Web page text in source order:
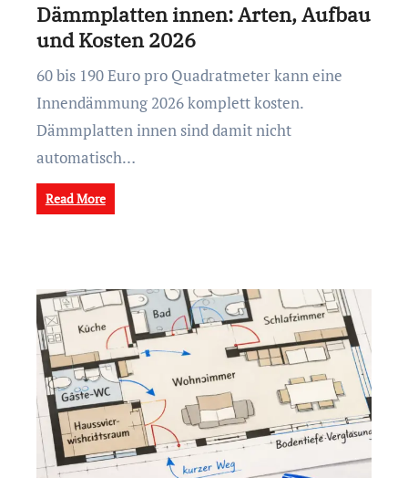
Dämmplatten innen: Arten, Aufbau
und Kosten 2026
60 bis 190 Euro pro Quadratmeter kann eine
Innendämmung 2026 komplett kosten.
Dämmplatten innen sind damit nicht
automatisch…
Read More